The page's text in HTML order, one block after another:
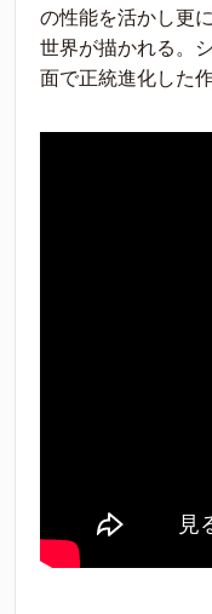
の性能を活かし更
世界が描かれる。
面で正統進化した作